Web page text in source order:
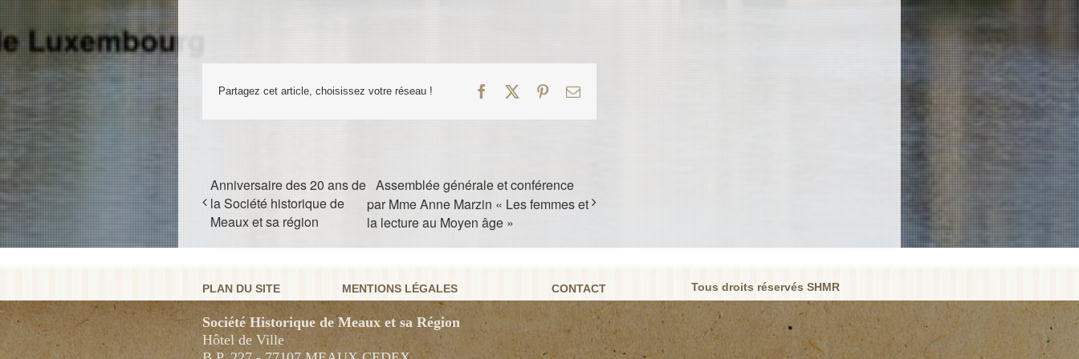
Partagez cet article, choisissez votre réseau ! Facebook PinterestEmail
Anniversaire des 20 ans de
la Société historique de
Meaux et sa région
Assemblée générale et conférence
par Mme Anne Marzin « Les femmes et
la lecture au Moyen âge »
PLAN DU SITE MENTIONS LÉGALES CONTACT Tous droits réservés SHMR
Société Historique de Meaux et sa Région
Hôtel de Ville